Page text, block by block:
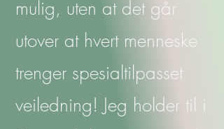
mulig, uten at det går
utover at hvert menneske
trenger spesialtilpasset
veiledning! Jeg holder til i